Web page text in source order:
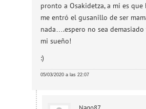
pronto a Osakidetza, a mi es que
me entró el gusanillo de ser
nada….espero no sea
mi sueño!
:)
05/03/2020 a las 22:07